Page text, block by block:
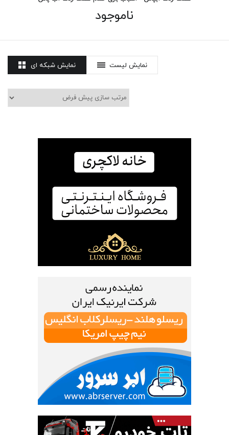
ناموجود
نمایش شبکه ای نمایش لیست